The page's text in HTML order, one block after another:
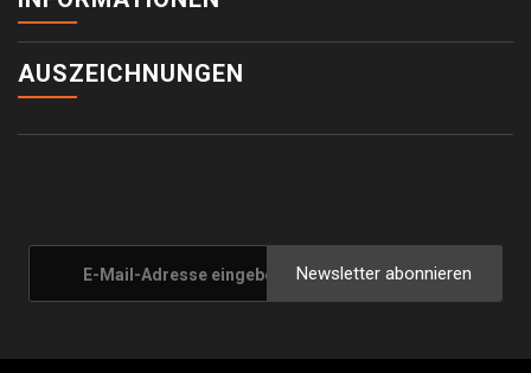
AUSZEICHNUNGEN
Newsletter abonnieren